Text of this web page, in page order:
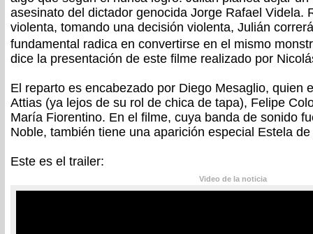
asesinato del dictador genocida Jorge Rafael Videla.
violenta, tomando una decisión violenta, Julián
fundamental radica en convertirse en el mismo
dice la presentación de este filme realizado por
El reparto es encabezado por Diego Mesaglio, quien
Attias (ya lejos de su rol de chica de tapa), Felipe
María Fiorentino. En el filme, cuya banda de sonido
Noble, también tiene una aparición especial Estela
Este es el trailer:
Video de la noticia